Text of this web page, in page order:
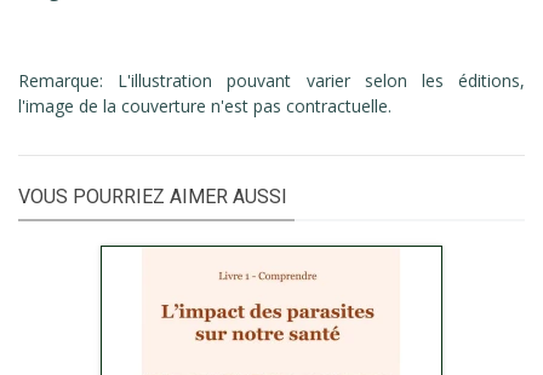
Remarque: L'illustration pouvant varier selon les éditions,
l'image de la couverture n'est pas contractuelle.
VOUS POURRIEZ AIMER AUSSI